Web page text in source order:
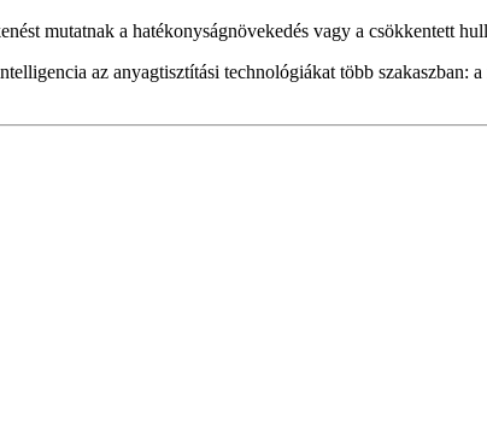
mutatnak a hatékonyságnövekedés vagy a csökkentett
az anyagtisztítási technológiákat több szakaszban: